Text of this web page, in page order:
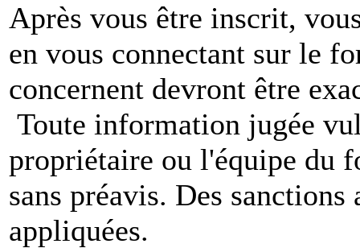
Après vous être inscrit,
en vous connectant sur le
concernent devront être
Toute information jugée
propriétaire ou l'équipe du
sans préavis. Des
appliquées.